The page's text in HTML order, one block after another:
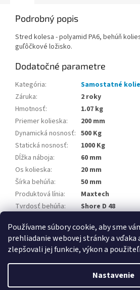
Používame súbory cookie, aby sme
prehliadanie webovej stránky a vďaka
zlepšovali jej funkcie, výkon a
Nastavenie
Podrobný popis
Stred kolesa - polyamid PA6, behúň
guľôčkové ložisko.
Dodatočné parametre
Kategória:
Samostatné
Záruka:
2 roky
Hmotnosť:
1.07 kg
Priemer kolieska:
200 mm
Dynamická nosnosť: 500 Kg
Statická nosnosť:
1000 Kg
Dĺžka náboja:
60 mm
Os kolieska:
20 mm
Šírka behúňa:
50 mm
Produktová línia:
Maxtech
Tvrdosť behúňa:
Shore D 48